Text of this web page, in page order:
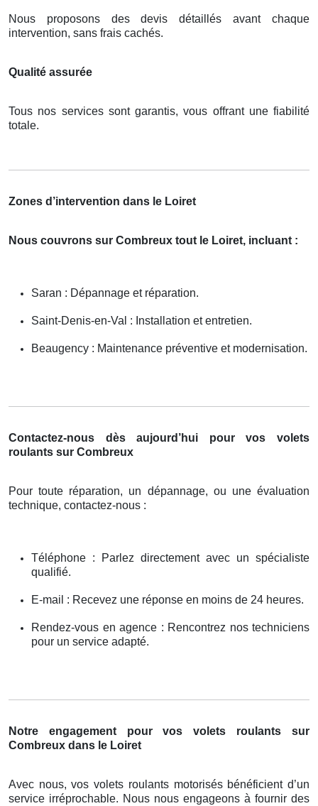
Nous proposons des devis détaillés avant chaque
intervention, sans frais cachés.
Qualité assurée
Tous nos services sont garantis, vous offrant une fiabilité
totale.
Zones d’intervention dans le Loiret
Nous couvrons sur Combreux tout le Loiret, incluant :
Saran : Dépannage et réparation.
Saint-Denis-en-Val : Installation et entretien.
Beaugency : Maintenance préventive et modernisation.
Contactez-nous dès aujourd’hui pour vos volets
roulants sur Combreux
Pour toute réparation, un dépannage, ou une évaluation
technique, contactez-nous :
Téléphone : Parlez directement avec un spécialiste
qualifié.
E-mail : Recevez une réponse en moins de 24 heures.
Rendez-vous en agence : Rencontrez nos techniciens
pour un service adapté.
Notre engagement pour vos volets roulants sur
Combreux dans le Loiret
Avec nous, vos volets roulants motorisés bénéficient d’un
service irréprochable. Nous nous engageons à fournir des